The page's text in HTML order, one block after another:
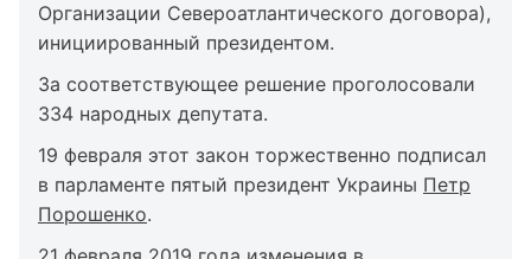
Организации Североатлантического договора),
инициированный президентом.
За соответствующее решение проголосовали
334 народных депутата.
19 февраля этот закон торжественно подписал
в парламенте пятый президент Украины Петр
Порошенко.